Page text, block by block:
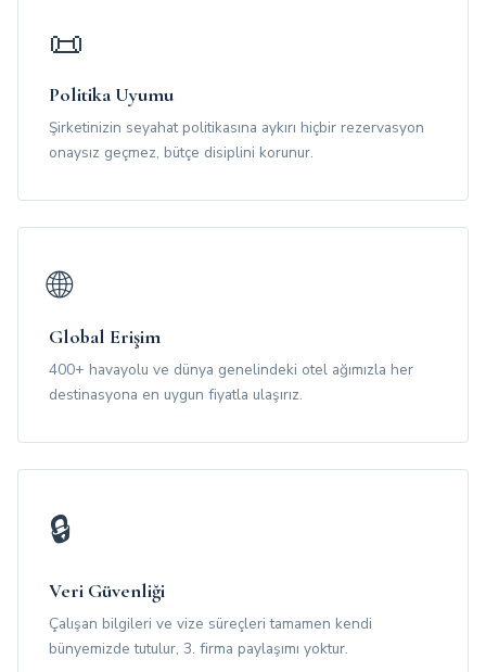
📜
Politika Uyumu
Şirketinizin seyahat politikasına aykırı hiçbir rezervasyon
onaysız geçmez, bütçe disiplini korunur.
🌐
Global Erişim
400+ havayolu ve dünya genelindeki otel ağımızla her
destinasyona en uygun fiyatla ulaşırız.
🔒
Veri Güvenliği
Çalışan bilgileri ve vize süreçleri tamamen kendi
bünyemizde tutulur, 3. firma paylaşımı yoktur.